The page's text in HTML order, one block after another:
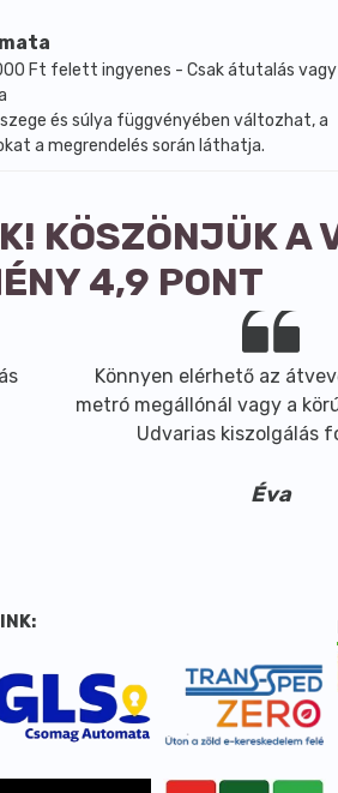
Ft felett ingyenes - Csak átutalás vagy
és súlya függvényében változhat, a
a megrendelés során láthatja.
KÖSZÖNJÜK
4,9 PONT
Könnyen elérhető az
metró megállónál vagy a
Udvarias kiszolgálás
Éva